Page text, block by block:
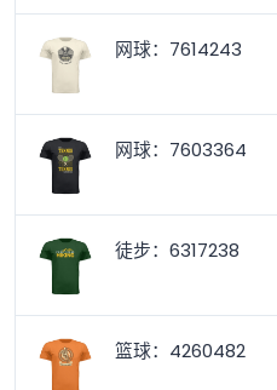
网球：7614243
网球：7603364
徒步：6317238
篮球：4260482